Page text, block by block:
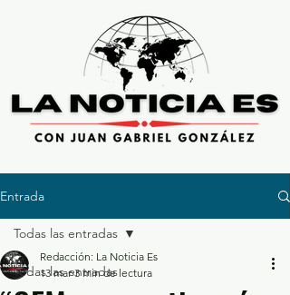
Entrada
Todas las entradas
Todas las entradas
Redacción: La Noticia Es
13 mar 3 min de lectura